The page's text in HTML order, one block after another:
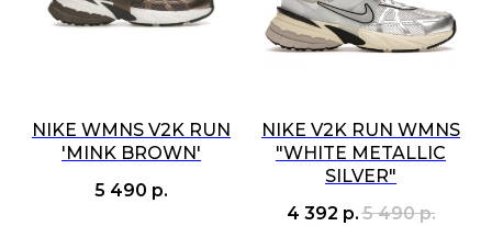
NIKE WMNS V2K RUN
'MINK BROWN'
5 490 р.
NIKE V2K RUN WMNS
"WHITE METALLIC
SILVER"
4 392 р.5 490 р.